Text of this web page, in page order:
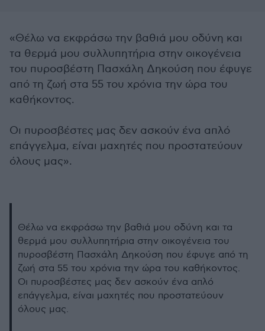
«Θέλω να εκφράσω την βαθιά μου οδύνη και
τα θερμά μου συλλυπητήρια στην οικογένεια
του πυροσβέστη Πασχάλη Δηκούση που έφυγε
από τη ζωή στα 55 του χρόνια την ώρα του
καθήκοντος.
Οι πυροσβέστες μας δεν ασκούν ένα απλό
επάγγελμα, είναι μαχητές που προστατεύουν
όλους μας».
Θέλω να εκφράσω την βαθιά μου οδύνη και τα
θερμά μου συλλυπητήρια στην οικογένεια του
πυροσβέστη Πασχάλη Δηκούση που έφυγε από τη
ζωή στα 55 του χρόνια την ώρα του καθήκοντος.
Οι πυροσβέστες μας δεν ασκούν ένα απλό
επάγγελμα, είναι μαχητές που προστατεύουν
όλους μας.